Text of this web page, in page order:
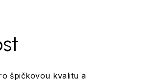
špičkovou kvalitu a